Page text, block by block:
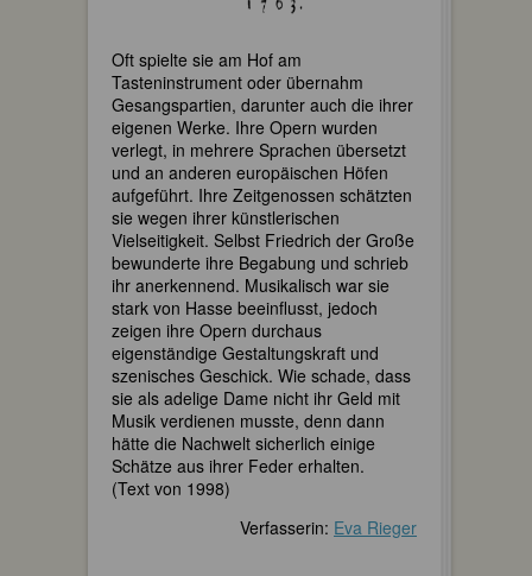
Oft spielte sie am Hof am
Tasteninstrument oder übernahm
Gesangspartien, darunter auch die ihrer
eigenen Werke. Ihre Opern wurden
verlegt, in mehrere Sprachen übersetzt
und an anderen europäischen Höfen
aufgeführt. Ihre Zeitgenossen schätzten
sie wegen ihrer künstlerischen
Vielseitigkeit. Selbst Friedrich der Große
bewunderte ihre Begabung und schrieb
ihr anerkennend. Musikalisch war sie
stark von Hasse beeinflusst, jedoch
zeigen ihre Opern durchaus
eigenständige Gestaltungskraft und
szenisches Geschick. Wie schade, dass
sie als adelige Dame nicht ihr Geld mit
Musik verdienen musste, denn dann
hätte die Nachwelt sicherlich einige
Schätze aus ihrer Feder erhalten.
(Text von 1998)
Verfasserin: Eva Rieger